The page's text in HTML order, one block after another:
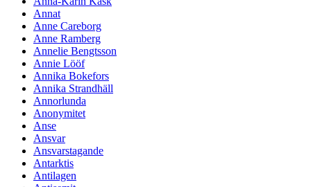
Annat
Anne Careborg
Anne Ramberg
Annelie Bengtsson
Annie Lööf
Annika Bokefors
Annika Strandhäll
Annorlunda
Anonymitet
Anse
Ansvar
Ansvarstagande
Antarktis
Antilagen